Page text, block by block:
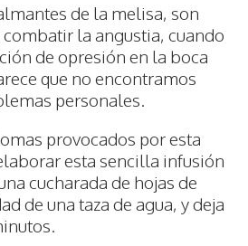
de la melisa, son
la angustia, cuando
de opresión en la boca
que no encontramos
personales.
provocados por esta
esta sencilla infusión
cucharada de hojas de
de una taza de agua, y deja